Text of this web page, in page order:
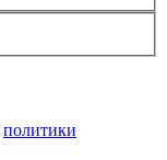
политики